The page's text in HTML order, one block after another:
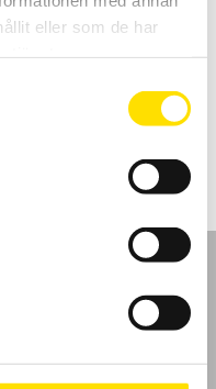
eller som de har
av andra spänningar än
låg ingångsimpedans för
med 600 V kat IV